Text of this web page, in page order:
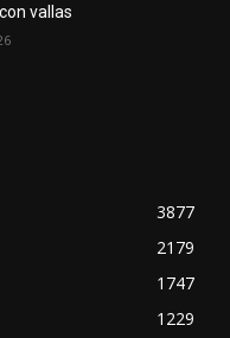
vallas
3877
2179
1747
1229